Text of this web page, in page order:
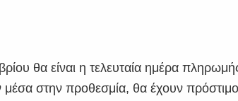
θα είναι η τελευταία ημέρα
στην προθεσμία, θα έχουν πρόστιμο